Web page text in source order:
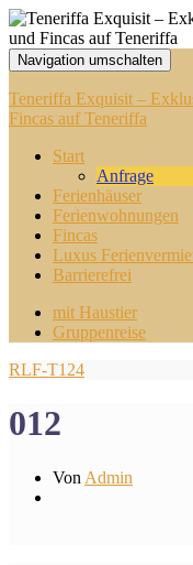
Navigation umschalten
Teneriffa Exquisit –
Fincas auf Teneriffa
Start
Anfrage
Ferienhäuser
Ferienwohnungen
Fincas
Luxus
Barrierefrei
mit Haustier
Gruppenreise
RLF-T124
012
Von Admin